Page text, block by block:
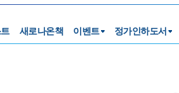
새로나온책 이벤트 정가인하도서